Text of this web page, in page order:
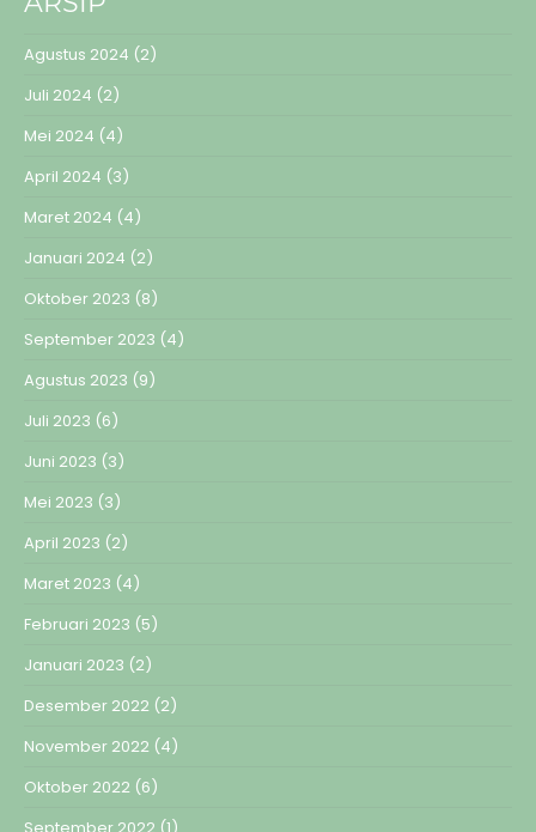
Agustus 2024 (2)
Juli 2024 (2)
Mei 2024 (4)
April 2024 (3)
Maret 2024 (4)
Januari 2024 (2)
Oktober 2023 (8)
September 2023 (4)
Agustus 2023 (9)
Juli 2023 (6)
Juni 2023 (3)
Mei 2023 (3)
April 2023 (2)
Maret 2023 (4)
Februari 2023 (5)
Januari 2023 (2)
Desember 2022 (2)
November 2022 (4)
Oktober 2022 (6)